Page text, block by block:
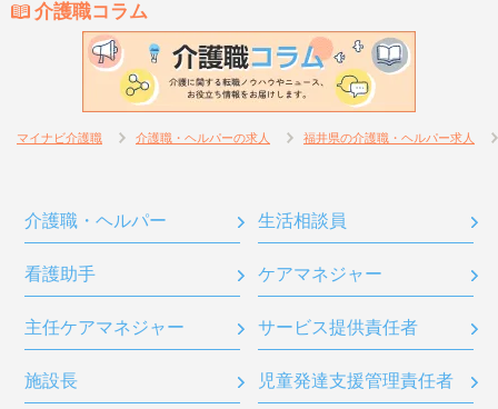
介護職コラム
マイナビ介護職 介護職・ヘルパーの求人 福井県の介護職・ヘルパー求人
介護職・ヘルパー 生活相談員
看護助手 ケアマネジャー
主任ケアマネジャー サービス提供責任者
施設長 児童発達支援管理責任者